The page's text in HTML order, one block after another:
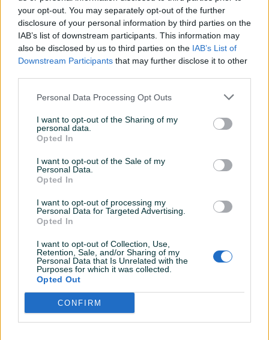
your opt-out. You may separately opt-out of the further
disclosure of your personal information by third parties on the
IAB’s list of downstream participants. This information may
also be disclosed by us to third parties on the IAB’s List of
Downstream Participants that may further disclose it to other
Personal Data Processing Opt Outs
I want to opt-out of the Sharing of my
personal data.
Opted In
I want to opt-out of the Sale of my
Personal Data.
Opted In
I want to opt-out of processing my
Personal Data for Targeted Advertising.
Opted In
I want to opt-out of Collection, Use,
Retention, Sale, and/or Sharing of my
Personal Data that Is Unrelated with the
Purposes for which it was collected.
Opted Out
CONFIRM
Izdvojeno
Plastične Gajbe ,
40x60x22(v)cm Plastična
prije dan
Izdvojeno
PVC kese tregerice. Profil
"adituzla1".061131793.
prije 5 dana
STREČ FOLIJA 5 KG, 23
22 KM
prije 5 dana
PIK SHOP
Izdvojeno Dostupno
dzak
Novo
0,45 KM